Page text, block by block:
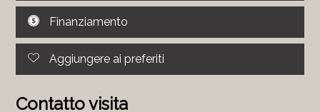
Finanziamento
Aggiungere ai preferiti
Contatto visita